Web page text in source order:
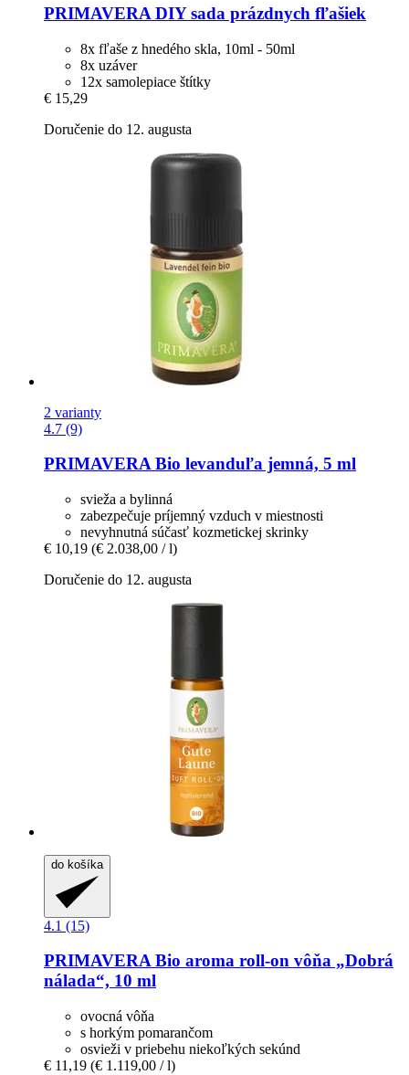
PRIMAVERA DIY sada prázdnych fľašiek
8x fľaše z hnedého skla, 10ml - 50ml
8x uzáver
12x samolepiace štítky
€ 15,29
Doručenie do 12. augusta
2 varianty
4.7 (9)
PRIMAVERABio levanduľa jemná, 5 ml
svieža a bylinná
zabezpečuje príjemný vzduch v miestnosti
nevyhnutná súčasť kozmetickej skrinky
€ 10,19 (€ 2.038,00 / l)
Doručenie do 12. augusta
do košíka
4.1 (15)
PRIMAVERABio aroma roll-​on vôňa „Dobrá
nálada“, 10 ml
ovocná vôňa
s horkým pomarančom
osvieži v priebehu niekoľkých sekúnd
€ 11,19 (€ 1.119,00 / l)